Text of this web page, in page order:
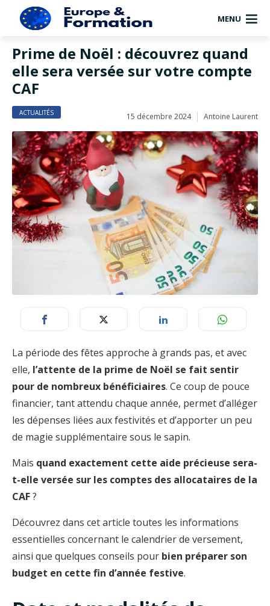
MENU
Prime de Noël : découvrez quand
elle sera versée sur votre compte
CAF
ACTUALITÉS 15 décembre 2024 Antoine Laurent
La période des fêtes approche à grands pas, et avec
elle, l’attente de la prime de Noël se fait sentir
pour de nombreux bénéficiaires. Ce coup de pouce
financier, tant attendu chaque année, permet d’alléger
les dépenses liées aux festivités et d’apporter un peu
de magie supplémentaire sous le sapin.
Mais quand exactement cette aide précieuse sera-
t-elle versée sur les comptes des allocataires de la
CAF?
Découvrez dans cet article toutes les informations
essentielles concernant le calendrier de versement,
ainsi que quelques conseils pour bien préparer son
budget en cette fin d’année festive.